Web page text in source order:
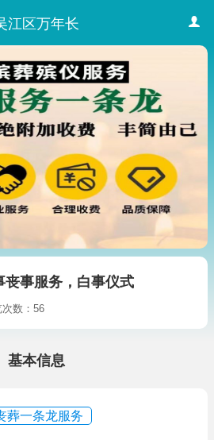
江区万年长
事服务，白事仪式
次数：56
基本信息
葬一条龙服务